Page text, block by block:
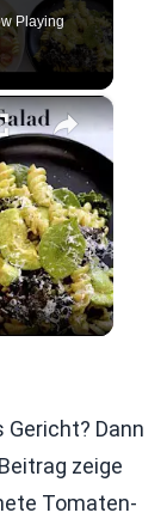
Playing
×
Dann
zeige
Tomaten-